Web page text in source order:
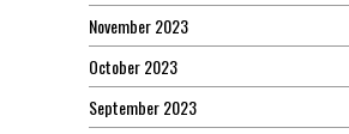
November 2023
October 2023
September 2023